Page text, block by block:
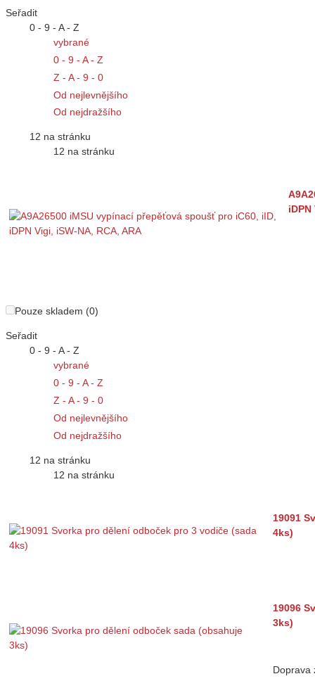
Seřadit
0 - 9 - A - Z
vybrané
0 - 9 - A - Z
Z - A - 9 - 0
Od nejlevnějšího
Od nejdražšího
12 na stránku
12 na stránku
iDPN
Pouze skladem (0)
Seřadit
0 - 9 - A - Z
vybrané
0 - 9 - A - Z
Z - A - 9 - 0
Od nejlevnějšího
Od nejdražšího
12 na stránku
12 na stránku
19091
4ks)
19096
3ks)
Doprava